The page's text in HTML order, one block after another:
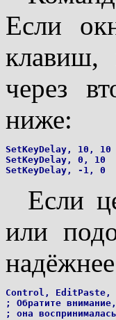
Если
клавиш,
через
ниже:
SetKeyDelay, 10, 10
SetKeyDelay, 0, 10
Если
или
Control, EditPaste,
; Обратите
; она